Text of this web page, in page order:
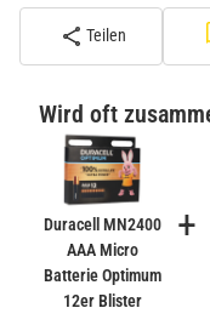
(Standard)
Lithium
2,99 €
inkl. 19%
(Gefahrgut
gem. SV188
Verbatim
Grau Lila
Teilen
Wird oft
Duracell MN2400
AAA Micro
Batterie Optimum
12er Blister
+